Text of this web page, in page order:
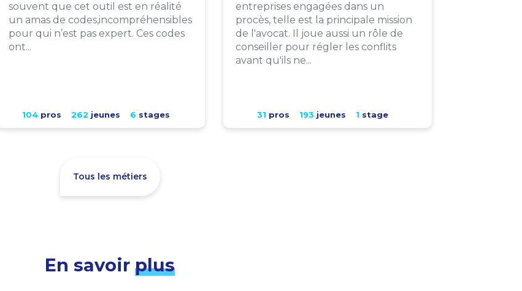
souvent que cet outil est en réalité
un amas de codes,incompréhensibles
pour qui n’est pas expert. Ces codes
ont...
104pros 262 jeunes 6 stages
entreprises engagées dans un
procès, telle est la principale mission
de l'avocat. Il joue aussi un rôle de
conseiller pour régler les conflits
avant qu'ils ne...
31 pros 193 jeunes 1 stage
Tous les métiers
En savoir plus